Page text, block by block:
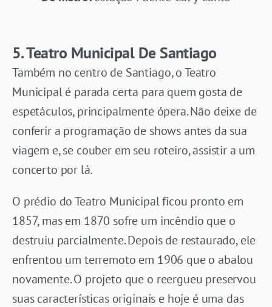
5. Teatro Municipal De Santiago
Também no centro de Santiago, o Teatro
Municipal é parada certa para quem gosta de
espetáculos, principalmente ópera. Não deixe de
conferir a programação de shows antes da sua
viagem e, se couber em seu roteiro, assistir a um
concerto por lá.
O prédio do Teatro Municipal ficou pronto em
1857, mas em 1870 sofre um incêndio que o
destruiu parcialmente. Depois de restaurado, ele
enfrentou um terremoto em 1906 que o abalou
novamente. O projeto que o reergueu preservou
suas características originais e hoje é uma das